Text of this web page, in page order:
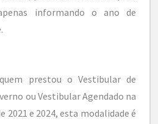
informando o ano de
prestou o Vestibular de
ou Vestibular Agendado na
2021 e 2024, esta modalidade é